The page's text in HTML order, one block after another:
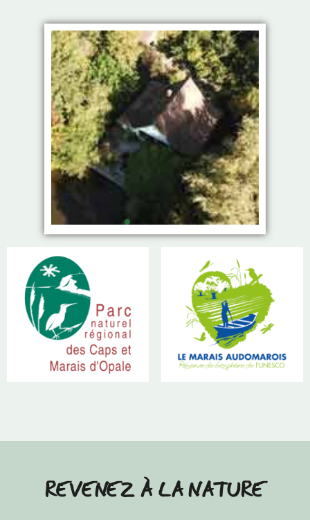
REVENEZ À LA NATURE